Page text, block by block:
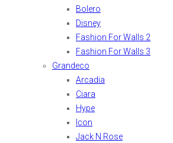
Bolero
Disney
Fashion For Walls 2
Fashion For Walls 3
Grandeco
Arcadia
Ciara
Hype
Icon
Jack N Rose